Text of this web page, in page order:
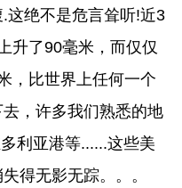
这绝不是危言耸听!近3
升了90毫米，而仅仅
，比世界上任何一个
，许多我们熟悉的地
利亚港等......这些美
得无影无踪。。。